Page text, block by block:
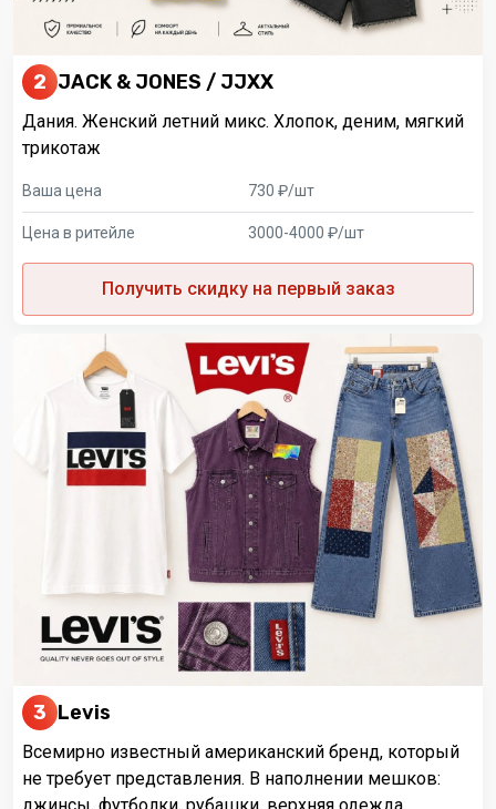
2 JACK & JONES / JJXX
Дания. Женский летний микс. Хлопок, деним, мягкий
трикотаж
Ваша цена 730 ₽/шт
Цена в ритейле 3000-4000 ₽/шт
Получить скидку на первый заказ
3 Levis
Всемирно известный американский бренд, который
не требует представления. В наполнении мешков: